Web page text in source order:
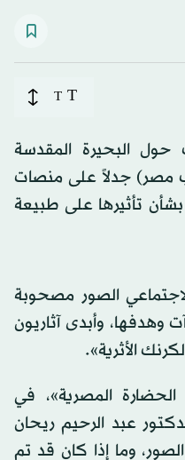
T
T
حول البحيرة المقدسة
مصر) جدلاً على منصات
تأثيرها على طبيعة
الصور مصحوبة
وهدفها، وأبدى آثاريون
الأثرية».
المصرية»، في
عبد الرحيم ريحان
وما إذا كان قد تم